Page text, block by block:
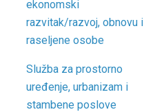
ekonomski
razvitak/razvoj, obnovu i
raseljene osobe
Služba za prostorno
uređenje, urbanizam i
stambene poslove